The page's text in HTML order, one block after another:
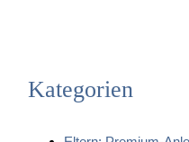
Kategorien